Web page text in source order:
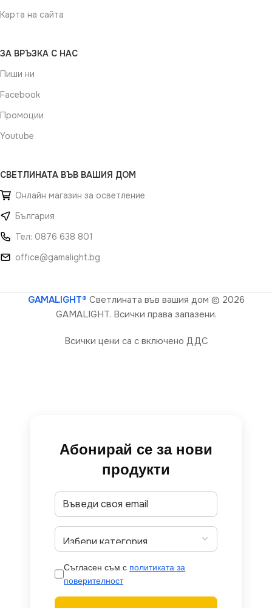
Карта на сайта
ЗА ВРЪЗКА С НАС
Пиши ни
Facebook
Промоции
Youtube
СВЕТЛИНАТА ВЪВ ВАШИЯ ДОМ
Онлайн магазин за осветление
България
Тел: 0876 638 801
office@gamalight.bg
GAMALIGHT® Светлината във вашия дом © 2026
GAMALIGHT. Всички права запазени.
Всички цени са с включено ДДС
Абонирай се за нови
продукти
Съгласен съм с политиката за
поверителност